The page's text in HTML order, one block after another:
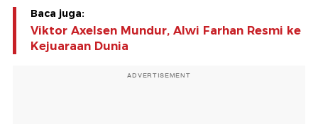
Baca juga:
Viktor Axelsen Mundur, Alwi Farhan Resmi ke
Kejuaraan Dunia
ADVERTISEMENT